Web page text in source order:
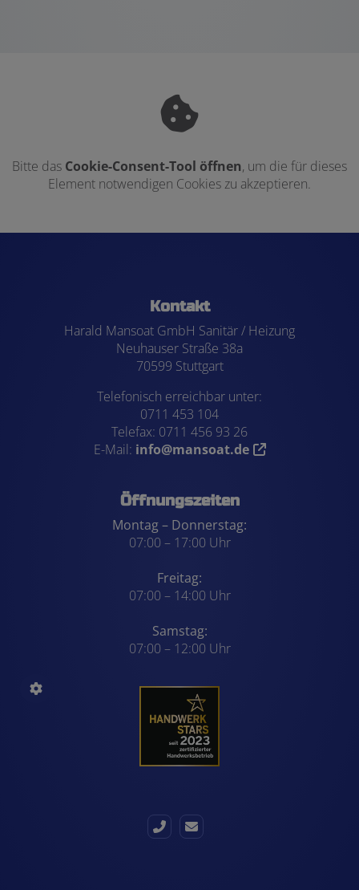
Bitte das Cookie-Consent-Tool öffnen, um die für dieses
Element notwendigen Cookies zu akzeptieren.
Kontakt
Harald Mansoat GmbH Sanitär / Heizung
Neuhauser Straße 38a
70599 Stuttgart
Telefonisch erreichbar unter:
0711 453 104
Telefax: 0711 456 93 26
E-Mail: info@mansoat.de
Öffnungszeiten
Montag – Donnerstag:
07:00 – 17:00 Uhr
Freitag:
07:00 – 14:00 Uhr
Samstag:
07:00 – 12:00 Uhr